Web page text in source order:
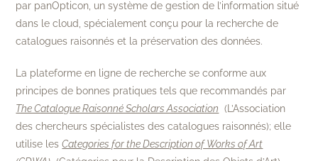
par panOpticon, un système de gestion de l’information situé
dans le cloud, spécialement conçu pour la recherche de
catalogues raisonnés et la préservation des données.
La plateforme en ligne de recherche se conforme aux
principes de bonnes pratiques tels que recommandés par
The Catalogue Raisonné Scholars Association (L’Association
des chercheurs spécialistes des catalogues raisonnés); elle
utilise lesCategories for theDescription of Works of Art